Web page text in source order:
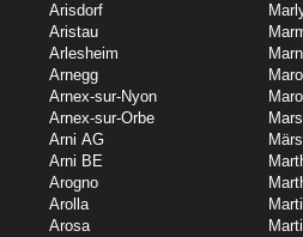
Arisdorf
Aristau
Arlesheim
Arnegg
Arnex-sur-Nyon
Arnex-sur-Orbe
Arni AG
Arni BE
Arogno
Arolla
Arosa